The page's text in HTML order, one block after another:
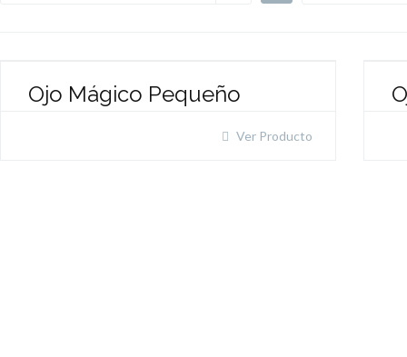
Ojo Mágico Pequeño
Ver Producto